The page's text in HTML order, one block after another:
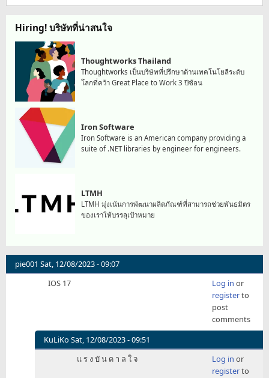
Hiring! บริษัทที่น่าสนใจ
Thoughtworks Thailand
Thoughtworks เป็นบริษัทที่ปรึกษาด้านเทคโนโยลีระดับ
โลกที่คว้า Great Place to Work 3 ปีซ้อน
Iron Software
Iron Software is an American company providing a
suite of .NET libraries by engineer for engineers.
LTMH
LTMH มุ่งเน้นการพัฒนาผลิตภัณฑ์ที่สามารถช่วยพันธมิตร
ของเราให้บรรลุเป้าหมาย
pie001 Sat, 12/08/2023 - 09:07
IOS 17
Log in or
registerto
post
comments
KuLiKo Sat, 12/08/2023 - 09:51
In
แ ร ง บั น ด า ล ใ จ Log in or
registerto